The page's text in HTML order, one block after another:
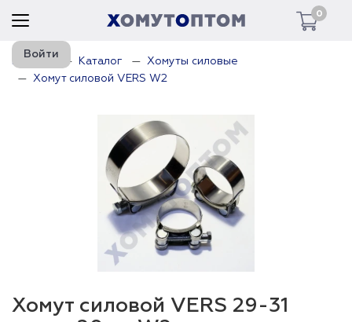
0
Войти
Главная Каталог
Хомуты силовые
Хомут силовой VERS W2
Хомут силовой VERS 29-31